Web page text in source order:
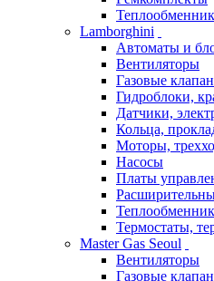
Lamborghini
Автоматы и
Вентиляторы
Газовые
Гидроблоки,
Датчики,
Кольца,
Моторы,
Насосы
Платы
Термостаты,
Master Gas Seoul
Вентиляторы
Газовые